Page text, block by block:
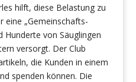
hilft, diese Belastung zu
eine „Gemeinschafts-
Hunderte von Säuglingen
versorgt. Der Club
die Kunden in einem
spenden können. Die